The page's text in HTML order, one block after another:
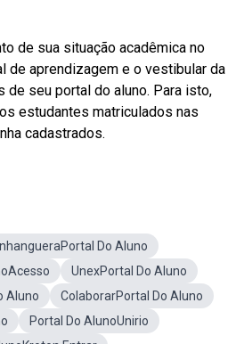
de sua situação acadêmica no
de aprendizagem e o vestibular da
de seu portal do aluno. Para isto,
estudantes matriculados nas
cadastrados.
Do Aluno
UnexPortal Do Aluno
Aluno
ColaborarPortal Do Aluno
Portal Do AlunoUnirio